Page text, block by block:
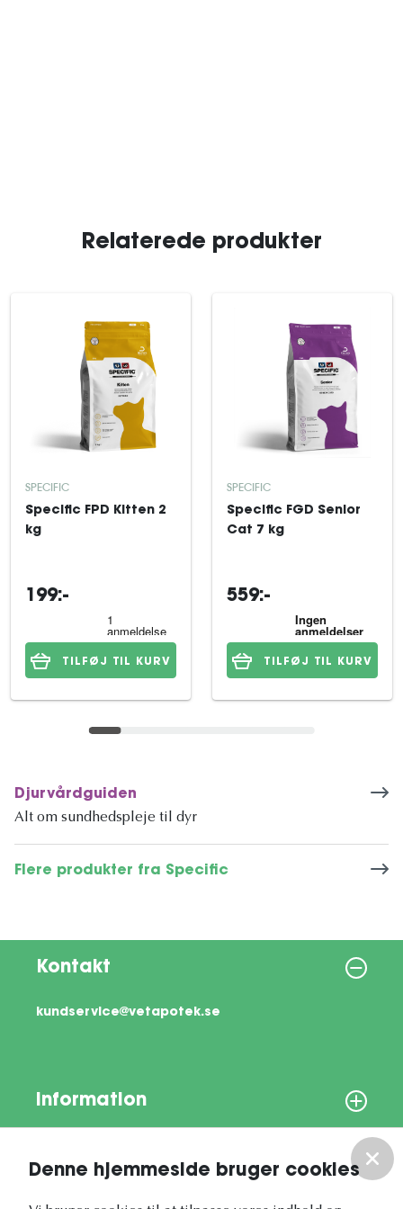
Denne hjemmeside bruger cookies
Relaterede produkter
SPECIFIC
Specific FPD Kitten 2
kg
199:-
TILFØJ TIL KURV
SPECIFIC
Specific FGD Senior
Cat 7 kg
559:-
TILFØJ TIL KURV
Djurvårdguiden
Alt om sundhedspleje til dyr
Flere produkter fra Specific
Kontakt
kundservice@vetapotek.se
Information